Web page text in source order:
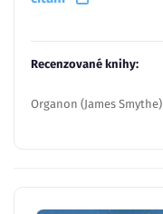
Recenzované knihy:
Organon (James Smythe)